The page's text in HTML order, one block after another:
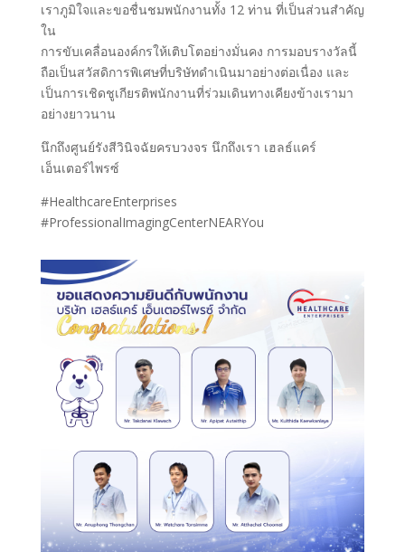
เราภูมิใจและขอชื่นชมพนักงานทั้ง 12 ท่าน ที่เป็นส่วนสำคัญ
ใน
การขับเคลื่อนองค์กรให้เติบโตอย่างมั่นคง การมอบรางวัลนี้
ถือเป็นสวัสดิการพิเศษที่บริษัทดำเนินมาอย่างต่อเนื่อง และ
เป็นการเชิดชูเกียรติพนักงานที่ร่วมเดินทางเคียงข้างเรามา
อย่างยาวนาน
นึกถึงศูนย์รังสีวินิจฉัยครบวงจร นึกถึงเรา เฮลธ์แคร์
เอ็นเตอร์ไพรซ์
#HealthcareEnterprises
#ProfessionalImagingCenterNEARYou